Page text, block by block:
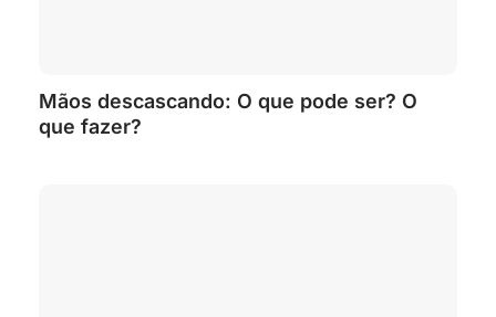
Mãos descascando: O que pode ser? O
que fazer?